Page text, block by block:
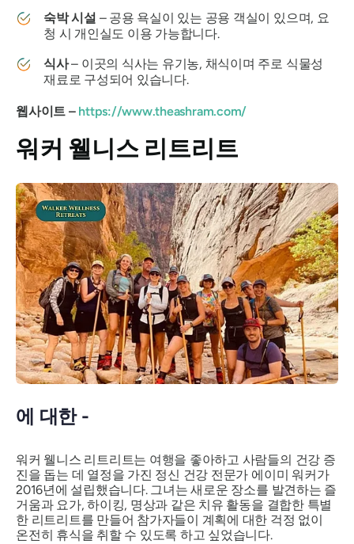
숙박 시설 – 공용 욕실이 있는 공용 객실이 있으며, 요
청 시 개인실도 이용 가능합니다.
식사– 이곳의 식사는 유기농, 채식이며 주로 식물성
재료로 구성되어 있습니다.
웹사이트 –https://www.theashram.com/
워커 웰니스 리트리트
에 대한 -
워커 웰니스 리트리트는 여행을 좋아하고 사람들의 건강 증
진을 돕는 데 열정을 가진 정신 건강 전문가 에이미 워커가
2016년에 설립했습니다. 그녀는 새로운 장소를 발견하는 즐
거움과 요가, 하이킹, 명상과 같은 치유 활동을 결합한 특별
한 리트리트를 만들어 참가자들이 계획에 대한 걱정 없이
온전히 휴식을 취할 수 있도록 하고 싶었습니다.